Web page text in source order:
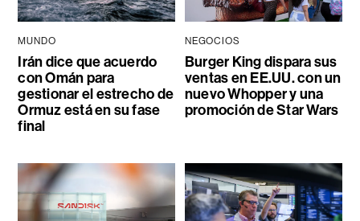
MUNDO
Irán dice que acuerdo
con Omán para
gestionar el estrecho de
Ormuz está en su fase
final
NEGOCIOS
Burger King dispara sus
ventas en EE.UU. con un
nuevo Whopper y una
promoción de Star Wars